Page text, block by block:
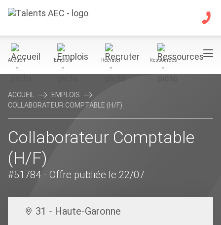
Accueil Emplois Recruter Ressources
ACCUEIL
EMPLOIS
COLLABORATEUR COMPTABLE (H/F)
Collaborateur Comptable
(H/F)
#51784 - Offre publiée le 22/07
31 - Haute-Garonne